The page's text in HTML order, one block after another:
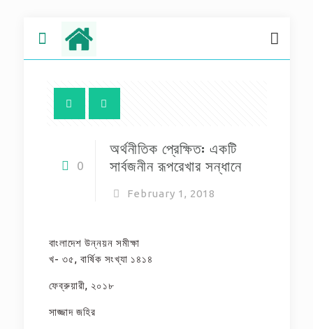
0
অর্থনীতিক প্রেক্ষিত: একটি
সার্বজনীন রূপরেখার সন্ধানে
February 1, 2018
বাংলাদেশ উন্নয়ন সমীক্ষা
খ- ৩৫, বার্ষিক সংখ্যা ১৪১৪
ফেব্রুয়ারী, ২০১৮
সাজ্জাদ জহির